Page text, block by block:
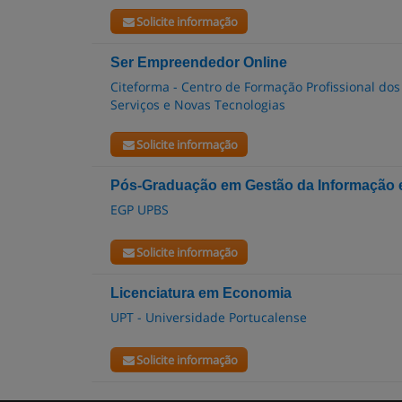
Solicite informação
Ser Empreendedor Online
Citeforma - Centro de Formação Profissional
Serviços e Novas Tecnologias
Solicite informação
Pós-Graduação em Gestão da
EGP UPBS
Solicite informação
Licenciatura em Economia
UPT - Universidade Portucalense
Solicite informação